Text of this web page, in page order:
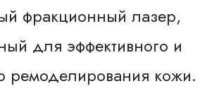
фракционный лазер,
для эффективного и
ремоделирования кожи.